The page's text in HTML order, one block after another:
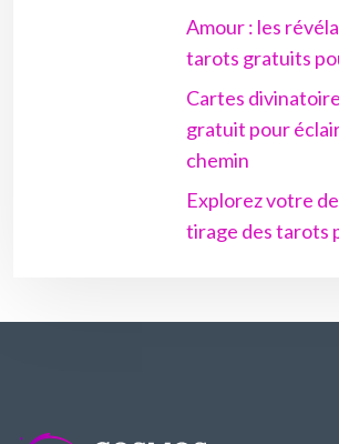
Amour : les
tarots gratuits
Cartes
gratuit pour
chemin
Explorez votre
tirage des tarots